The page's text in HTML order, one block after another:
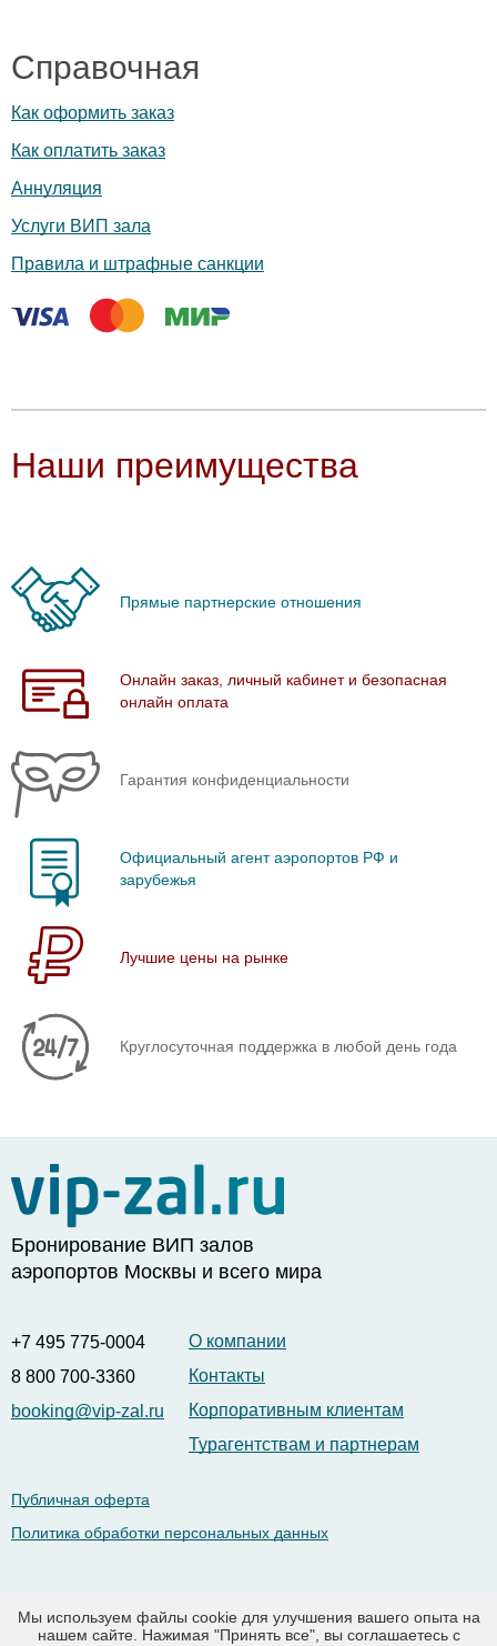
Мы используем файлы cookie для улучшения вашего опыта на
нашем сайте. Нажимая "Принять все", вы соглашаетесь с
Справочная
Как оформить заказ
Как оплатить заказ
Аннуляция
Услуги ВИП зала
Правила и штрафные санкции
Наши преимущества
Прямые партнерские отношения
Онлайн заказ, личный кабинет и безопасная
онлайн оплата
Гарантия конфиденциальности
Официальный агент аэропортов РФ и
зарубежья
Лучшие цены на рынке
Круглосуточная поддержка в любой день года
Бронирование ВИП залов
аэропортов Москвы и всего мира
+7 495 775-0004
8 800 700-3360
booking@vip-zal.ru
О компании
Контакты
Корпоративным клиентам
Турагентствам и партнерам
Публичная оферта
Политика обработки персональных данных
Рус |Eng